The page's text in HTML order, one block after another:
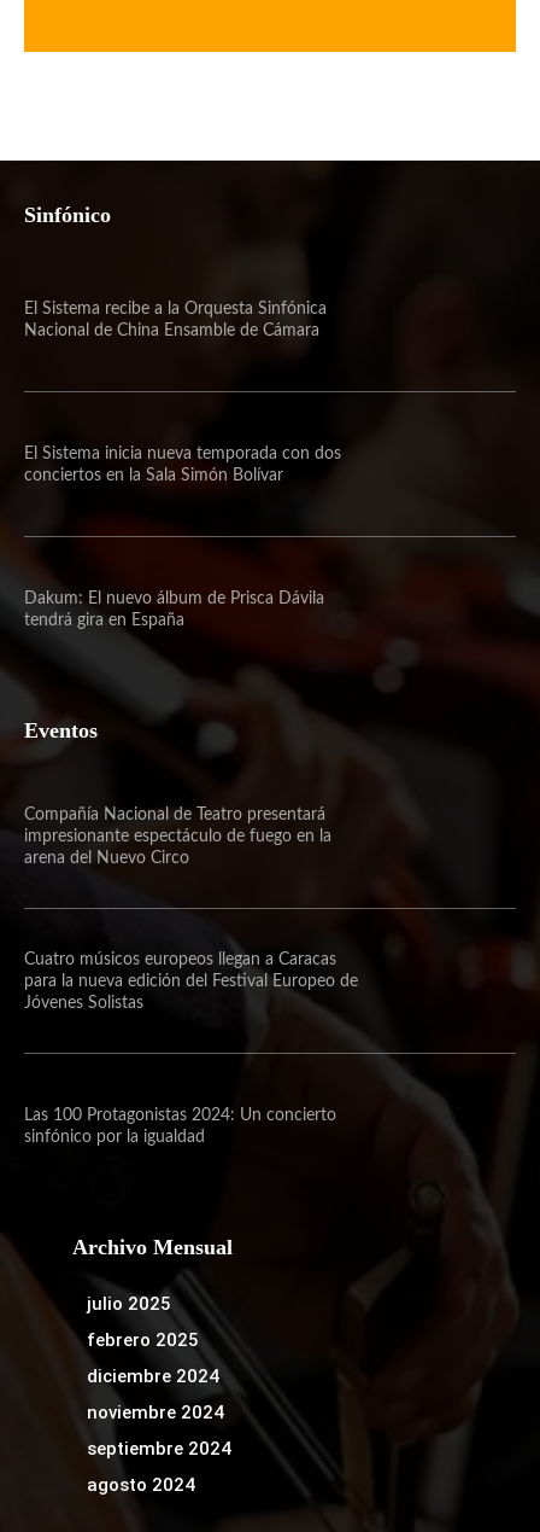
Sinfónico
El Sistema recibe a la Orquesta Sinfónica
Nacional de China Ensamble de Cámara
El Sistema inicia nueva temporada con dos
conciertos en la Sala Simón Bolívar
Dakum: El nuevo álbum de Prisca Dávila
tendrá gira en España
Eventos
Compañía Nacional de Teatro presentará
impresionante espectáculo de fuego en la
arena del Nuevo Circo
Cuatro músicos europeos llegan a Caracas
para la nueva edición del Festival Europeo de
Jóvenes Solistas
Las 100 Protagonistas 2024: Un concierto
sinfónico por la igualdad
Archivo Mensual
julio 2025
febrero 2025
diciembre 2024
noviembre 2024
septiembre 2024
agosto 2024